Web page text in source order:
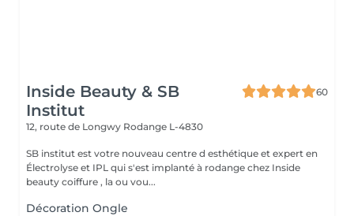
Inside Beauty & SB
Institut
60
12, route de Longwy Rodange L-4830
SB institut est votre nouveau centre d esthétique et expert en
Électrolyse et IPL qui s'est implanté à rodange chez Inside
beauty coiffure , la ou vou...
Décoration Ongle